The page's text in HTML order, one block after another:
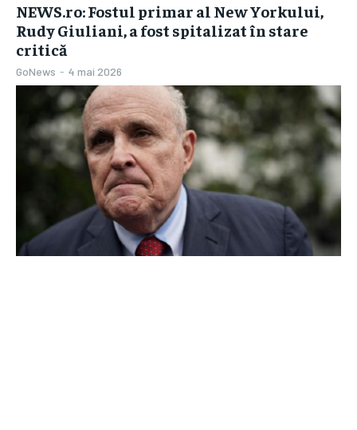
NEWS.ro: Fostul primar al New Yorkului,
Rudy Giuliani, a fost spitalizat în stare
critică
GoNews - 4 mai 2026